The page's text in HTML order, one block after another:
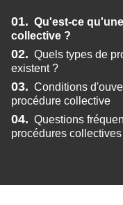
01. Qu'est-ce
collective ?
02. Quels types de
existent ?
03. Conditions
procédure collective
04. Questions
procédures collectives